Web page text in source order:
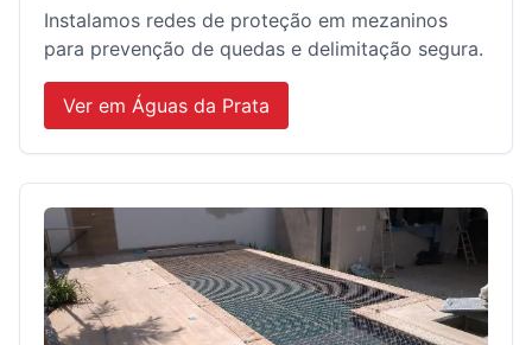
Instalamos redes de proteção em mezaninos
para prevenção de quedas e delimitação segura.
Ver em Águas da Prata